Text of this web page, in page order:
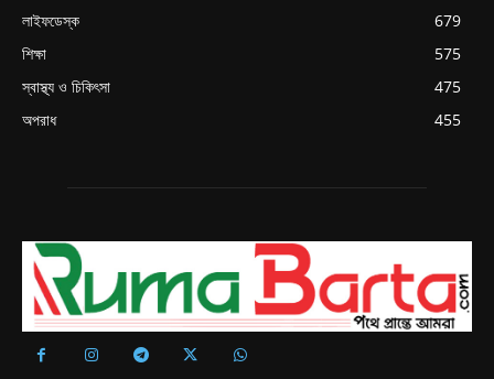
লাইফডেস্ক
679
শিক্ষা
575
স্বাস্থ্য ও চিকিৎসা
475
অপরাধ
455